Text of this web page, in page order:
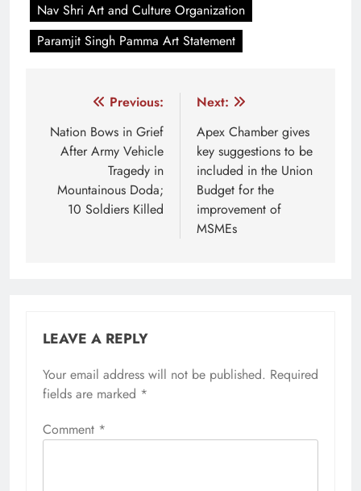
Nav Shri Art and Culture Organization
Paramjit Singh Pamma Art Statement
navigation
Previous:
Nation Bows in Grief
After Army Vehicle
Tragedy in
Mountainous Doda;
10 Soldiers Killed
Next:
Apex Chamber gives
key suggestions to be
included in the Union
Budget for the
improvement of
MSMEs
LEAVE A REPLY
Your email address will not be published. Required
fields are marked *
Comment *